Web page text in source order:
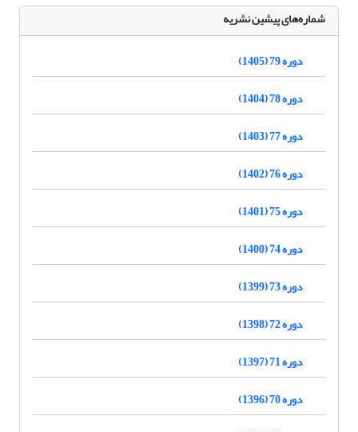
شماره‌های پیشین نشریه
دوره 79 (1405)
دوره 78 (1404)
دوره 77 (1403)
دوره 76 (1402)
دوره 75 (1401)
دوره 74 (1400)
دوره 73 (1399)
دوره 72 (1398)
دوره 71 (1397)
دوره 70 (1396)